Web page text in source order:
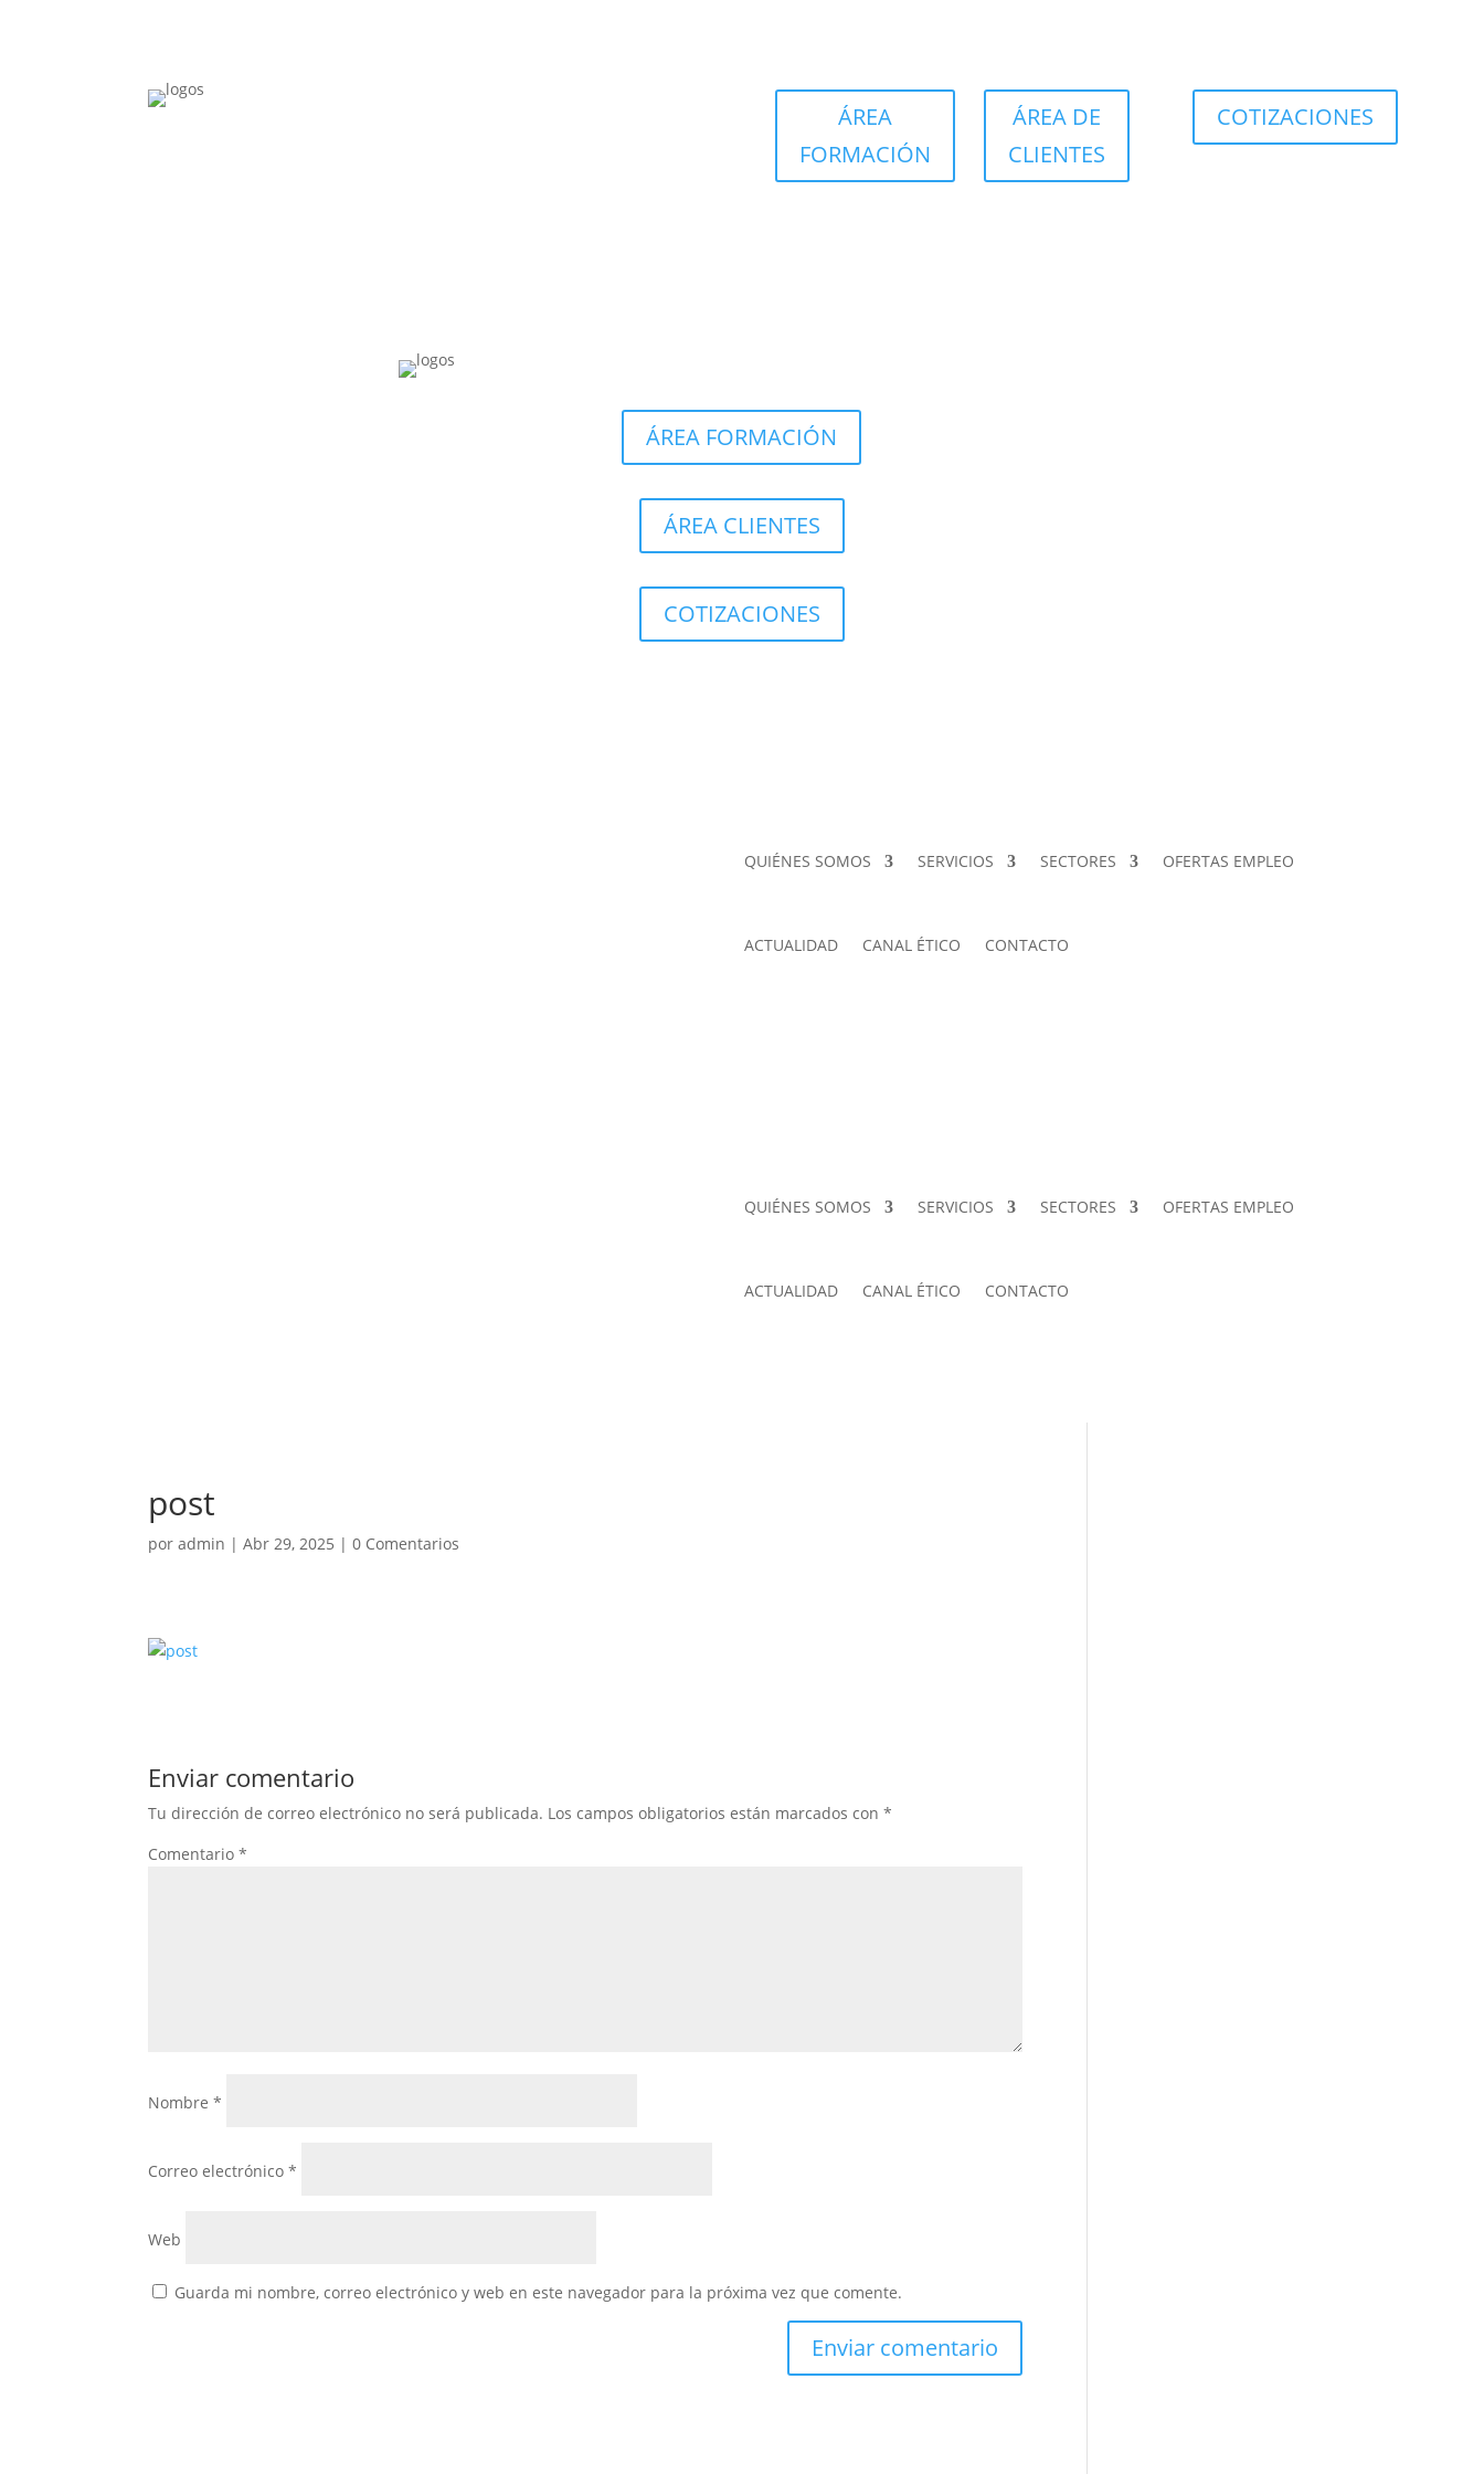
ÁREA
FORMACIÓN
ÁREA DE
CLIENTES
COTIZACIONES
ÁREA FORMACIÓN
ÁREA CLIENTES
COTIZACIONES
QUIÉNES SOMOS SERVICIOS SECTORES OFERTAS EMPLEO
ACTUALIDAD CANAL ÉTICO CONTACTO
QUIÉNES SOMOS SERVICIOS SECTORES OFERTAS EMPLEO
ACTUALIDAD CANAL ÉTICO CONTACTO
post
poradmin |Abr 29, 2025 |0 Comentarios
Enviar comentario
Tu dirección de correo electrónico no será publicada. Los campos obligatorios están marcados con*
Comentario*
Nombre*
Correo electrónico*
Web
Guarda mi nombre, correo electrónico y web en este navegador para la próxima vez que comente.